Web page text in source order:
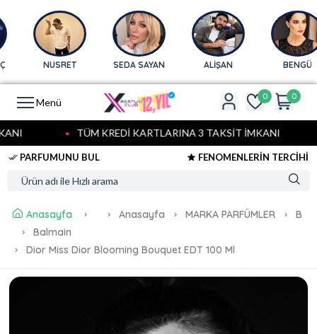
NUSRET SEDA SAYAN ALİŞAN BENGÜ
Menü 0 0
TÜM KREDİ KARTLARINA 3 TAKSİT İMKANI
PARFUMUNU BUL FENOMENLERİN TERCİHİ
Anasayfa Anasayfa MARKA PARFÜMLER
B
Balmain
Dior Miss Dior Blooming Bouquet EDT 100 Ml